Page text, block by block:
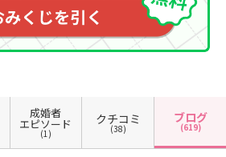
成婚者
エピソード
(1)
クチコミ
(38)
ブログ
(619)